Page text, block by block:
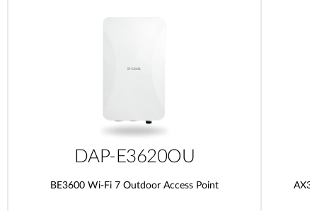
DAP-E3620OU
BE3600 Wi-Fi 7 Outdoor Access Point